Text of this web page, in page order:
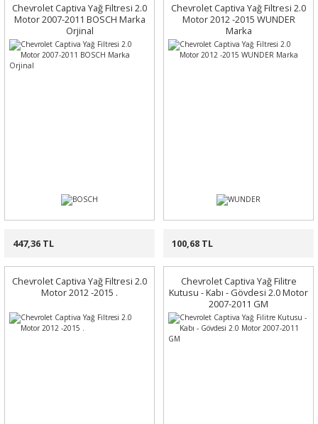
Chevrolet Captiva Yağ Filtresi 2.0
Motor 2007-2011 BOSCH Marka
Orjinal
447,36 TL
Chevrolet Captiva Yağ Filtresi 2.0
Motor 2012 -2015 WUNDER
Marka
100,68 TL
Chevrolet Captiva Yağ Filtresi 2.0
Motor 2012 -2015 .
Chevrolet Captiva Yağ Filitre
Kutusu - Kabı - Gövdesi 2.0 Motor
2007-2011 GM